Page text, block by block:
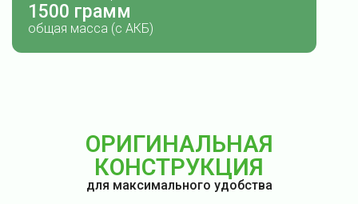
1500 грамм
общая масса (с АКБ)
ОРИГИНАЛЬНАЯ
КОНСТРУКЦИЯ
для максимального удобства